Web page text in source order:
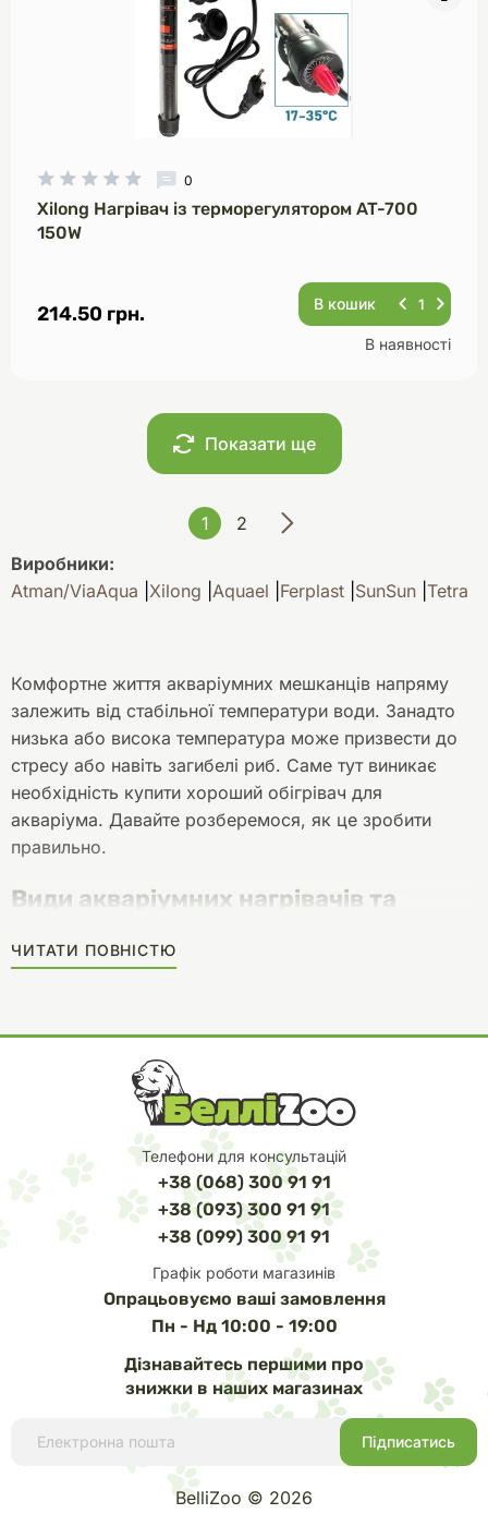
0
Xilong Нагрівач із терморегулятором AT-700
150W
214.50 грн. В кошик
В наявності
Показати ще
1
2
Виробники:
Atman/ViaAqua Xilong Aquael Ferplast SunSun Tetra
Комфортне життя акваріумних мешканців напряму
залежить від стабільної температури води. Занадто
низька або висока температура може призвести до
стресу або навіть загибелі риб. Саме тут виникає
необхідність купити хороший обігрівач для
акваріума. Давайте розберемося, як це зробити
правильно.
Види акваріумних нагрівачів та
Електромеханічний обігрівач (традиційний
терморегулятор з механічним налаштуванням);
Електронний обігрівач (цифрове керування з
високою точністю підтримки температури);
Нагрівальний кабель (розміщується під ґрунтом,
забезпечує рівномірне підігрівання);
Нагрівальний килимок (підставка під акваріум,
Проточний терморегулятор (зовнішній монтаж,
легке обслуговування).
Початківцям найкраще підійде електромеханічний
терморегулятор, оскільки це зручне і бюджетне
рішення. Він простий в користуванні та ідеально
впорається із завданням підтримки температури води
на комфортному рівні.
Переваги сучасних електронних
ЧИТАТИ ПОВНІСТЮ
Телефони для консультацій
+38 (068) 300 91 91
+38 (093) 300 91 91
+38 (099) 300 91 91
Графік роботи магазинів
Опрацьовуємо ваші замовлення
Пн - Нд 10:00 - 19:00
Дізнавайтесь першими про
знижки в наших магазинах
BelliZoo © 2026